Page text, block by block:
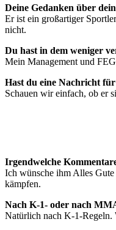
Deine Gedanken über
Er ist ein großartiger
nicht.
Du hast in dem weniger
Mein Management und
Hast du eine Nachricht
Schauen wir einfach, ob er
Irgendwelche
Ich wünsche ihm Alles Gute
kämpfen.
Nach K-1- oder nach
Natürlich nach K-1-Regeln.